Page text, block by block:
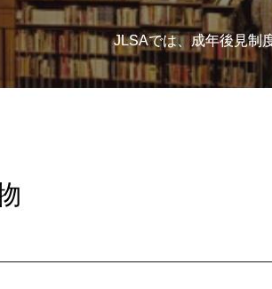
JLSAでは、成年後見制